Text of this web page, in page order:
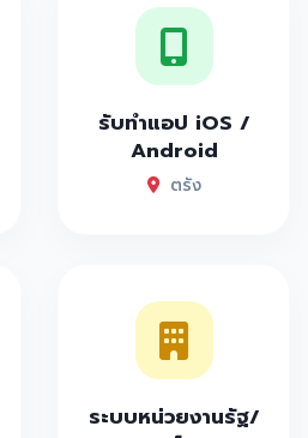
รับทำแอป iOS /
Android
ตรัง
ระบบหน่วยงานรัฐ/